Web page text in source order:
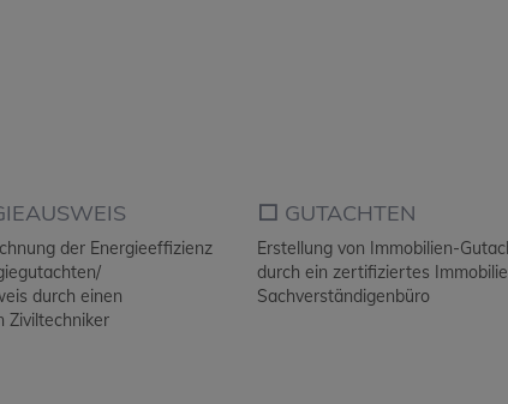
der Energieeffizienz
durch einen
Ziviltechniker
⬜️ GUTACHTEN
Erstellung von Immobilien-
durch ein zertifiziertes
Sachverständigenbüro